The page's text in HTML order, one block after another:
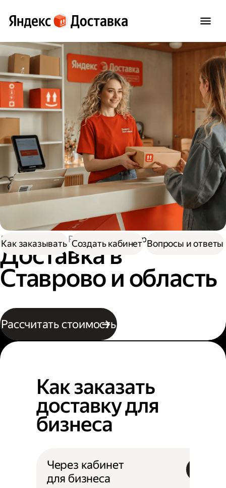
Доставка По России В Ставрово
Доставка в
Ставрово и область
Рассчитать стоимость
Как заказывать Создать кабинет Вопросы и ответы
Как заказать
доставку для
бизнеса
Через кабинет
для бизнеса